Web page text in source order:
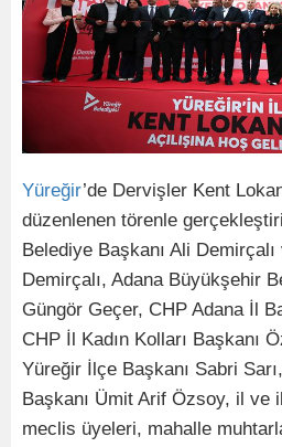
Yüreğir’de Dervişler Kent
düzenlenen törenle
Belediye Başkanı Ali
Demirçalı, Adana Büyükşehir
Güngör Geçer, CHP Adana İl
CHP İl Kadın Kolları Başkanı
Yüreğir İlçe Başkanı Sabri
Başkanı Ümit Arif Özsoy, il ve
meclis üyeleri, mahalle